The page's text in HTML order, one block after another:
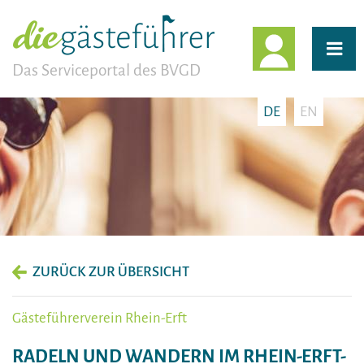
Das Serviceportal des BVGD
DE EN
ZURÜCK ZUR ÜBERSICHT
Gästeführerverein Rhein-Erft
RADELN UND WANDERN IM RHEIN-ERFT-